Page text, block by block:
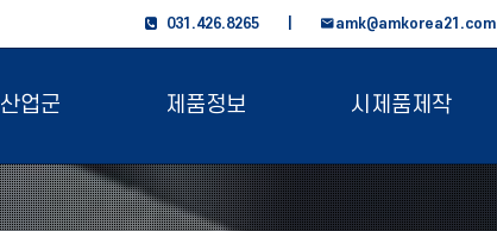
031.426.8265 |
산업군 제품정보 시제품제작